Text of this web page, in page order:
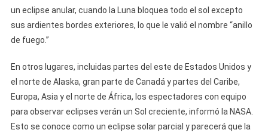
un eclipse anular, cuando la Luna bloquea todo el sol excepto
sus ardientes bordes exteriores, lo que le valió el nombre “anillo
de fuego.”
En otros lugares, incluidas partes del este de Estados Unidos y
el norte de Alaska, gran parte de Canadá y partes del Caribe,
Europa, Asia y el norte de África, los espectadores con equipo
para observar eclipses verán un Sol creciente, informó la NASA.
Esto se conoce como un eclipse solar parcial y parecerá que la